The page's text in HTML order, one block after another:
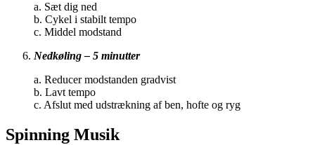
a. Sæt dig ned
b. Cykel i stabilt tempo
c. Middel modstand
Nedkøling – 5 minutter
a. Reducer modstanden gradvist
b. Lavt tempo
c. Afslut med udstrækning af ben, hofte og ryg
Spinning Musik